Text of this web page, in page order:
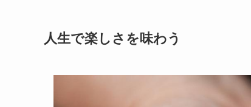
人生で楽しさを味わう